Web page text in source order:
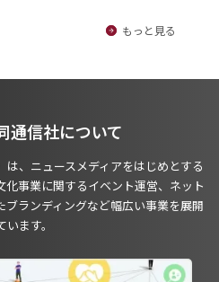
もっと見る
通信社について
、ニュースメディアをはじめとする
事業に関するイベント運営、ネット
ランディングなど幅広い事業を展開
います。